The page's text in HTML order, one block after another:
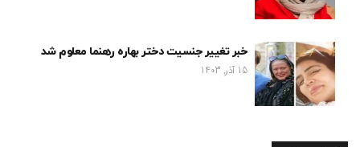
خبر تغییر جنسیت دختر بهاره رهنما معلوم شد
15 آذر, 1403